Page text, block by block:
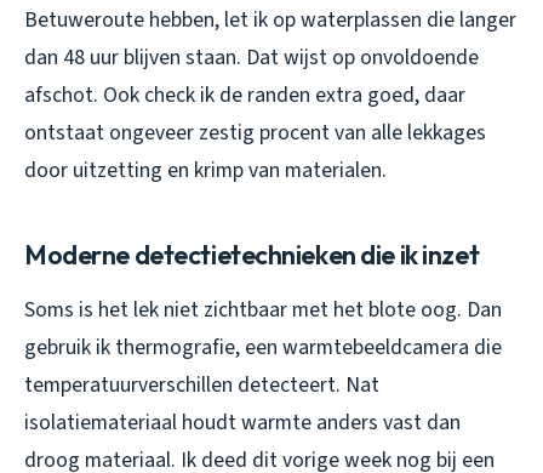
Betuweroute hebben, let ik op waterplassen die langer
dan 48 uur blijven staan. Dat wijst op onvoldoende
afschot. Ook check ik de randen extra goed, daar
ontstaat ongeveer zestig procent van alle lekkages
door uitzetting en krimp van materialen.
Moderne detectietechnieken die ik inzet
Soms is het lek niet zichtbaar met het blote oog. Dan
gebruik ik thermografie, een warmtebeeldcamera die
temperatuurverschillen detecteert. Nat
isolatiemateriaal houdt warmte anders vast dan
droog materiaal. Ik deed dit vorige week nog bij een